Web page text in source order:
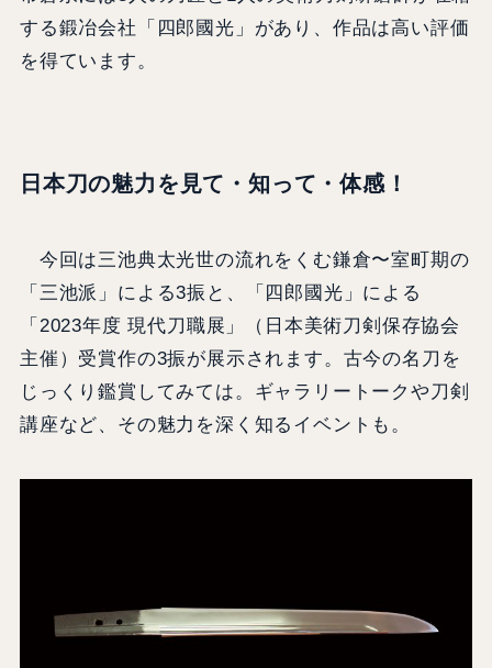
する鍛冶会社「四郎國光」があり、作品は高い評価
を得ています。
日本刀の魅力を見て・知って・体感！
今回は三池典太光世の流れをくむ鎌倉〜室町期の
「三池派」による3振と、「四郎國光」による
「2023年度 現代刀職展」（日本美術刀剣保存協会
主催）受賞作の3振が展示されます。古今の名刀を
じっくり鑑賞してみては。ギャラリートークや刀剣
講座など、その魅力を深く知るイベントも。